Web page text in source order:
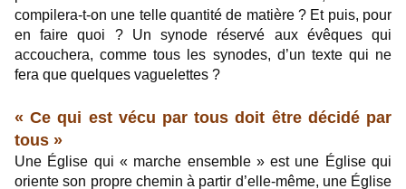
compilera-t-on une telle quantité de matière ? Et puis, pour
en faire quoi ? Un synode réservé aux évêques qui
accouchera, comme tous les synodes, d’un texte qui ne
fera que quelques vaguelettes ?
« Ce qui est vécu par tous doit être décidé par
tous »
Une Église qui « marche ensemble » est une Église qui
oriente son propre chemin à partir d’elle-même, une Église